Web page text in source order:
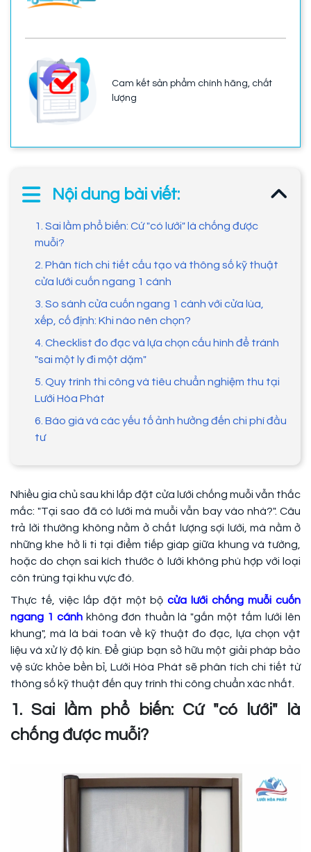
Cam kết sản phẩm chính hãng, chất
lượng
Nội dung bài viết:
1. Sai lầm phổ biến: Cứ "có lưới" là chống được
muỗi?
2. Phân tích chi tiết cấu tạo và thông số kỹ thuật
cửa lưới cuốn ngang 1 cánh
3. So sánh cửa cuốn ngang 1 cánh với cửa lùa,
xếp, cố định: Khi nào nên chọn?
4. Checklist đo đạc và lựa chọn cấu hình để tránh
"sai một ly đi một dặm"
5. Quy trình thi công và tiêu chuẩn nghiệm thu tại
Lưới Hòa Phát
6. Báo giá và các yếu tố ảnh hưởng đến chi phí đầu
tư
Nhiều gia chủ sau khi lắp đặt cửa lưới chống muỗi vẫn thắc
mắc: "Tại sao đã có lưới mà muỗi vẫn bay vào nhà?". Câu
trả lời thường không nằm ở chất lượng sợi lưới, mà nằm ở
những khe hở li ti tại điểm tiếp giáp giữa khung và tường,
hoặc do chọn sai kích thước ô lưới không phù hợp với loại
côn trùng tại khu vực đó.
Thực tế, việc lắp đặt một bộcửa lưới chống muỗi cuốn
ngang 1 cánhkhông đơn thuần là "gắn một tấm lưới lên
khung", mà là bài toán về kỹ thuật đo đạc, lựa chọn vật
liệu và xử lý độ kín. Để giúp bạn sở hữu một giải pháp bảo
vệ sức khỏe bền bỉ, Lưới Hòa Phát sẽ phân tích chi tiết từ
thông số kỹ thuật đến quy trình thi công chuẩn xác nhất.
1. Sai lầm phổ biến: Cứ "có lưới" là
chống được muỗi?